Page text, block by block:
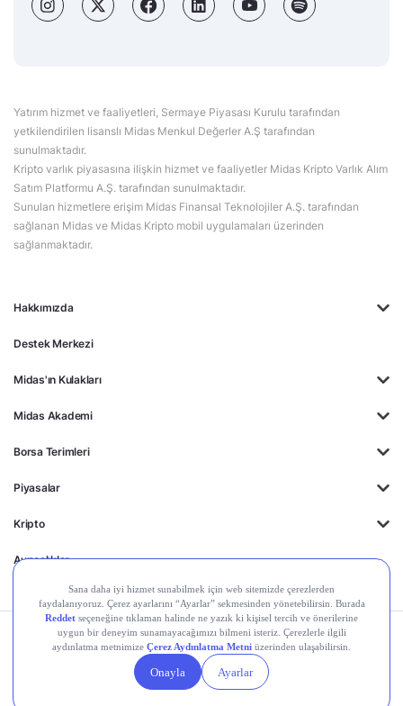
Hakkımızda
Destek Merkezi
Midas'ın Kulakları
Midas Akademi
Borsa Terimleri
Piyasalar
Kripto
Ayrıcalıklar
Yatırım hizmet ve faaliyetleri, Sermaye Piyasası Kurulu tarafından
yetkilendirilen lisanslı Midas Menkul Değerler A.Ş tarafından
sunulmaktadır.
Kripto varlık piyasasına ilişkin hizmet ve faaliyetler Midas Kripto Varlık Alım
Satım Platformu A.Ş. tarafından sunulmaktadır.
Sunulan hizmetlere erişim Midas Finansal Teknolojiler A.Ş. tarafından
sağlanan Midas ve Midas Kripto mobil uygulamaları üzerinden
sağlanmaktadır.
Kişisel Verilerin
Gizlilik
Politikası
Yasal
Duyurular
Çerez